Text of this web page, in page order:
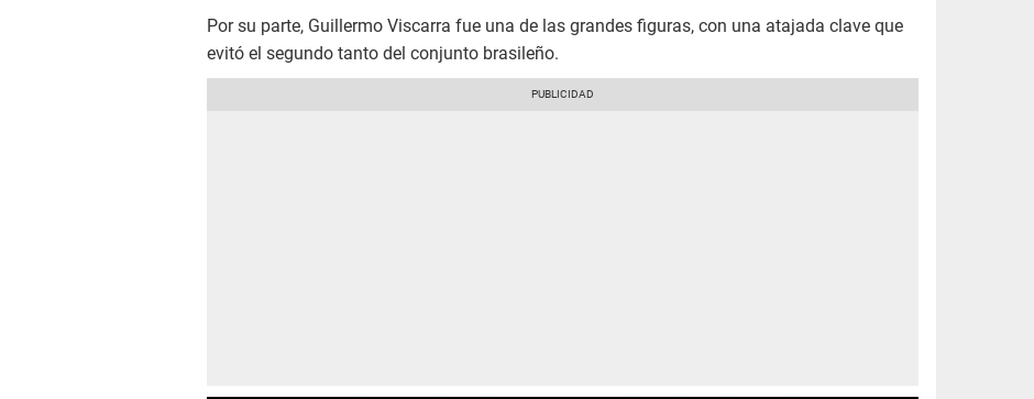
Por su parte, Guillermo Viscarra fue una de las grandes figuras, con una atajada clave que
evitó el segundo tanto del conjunto brasileño.